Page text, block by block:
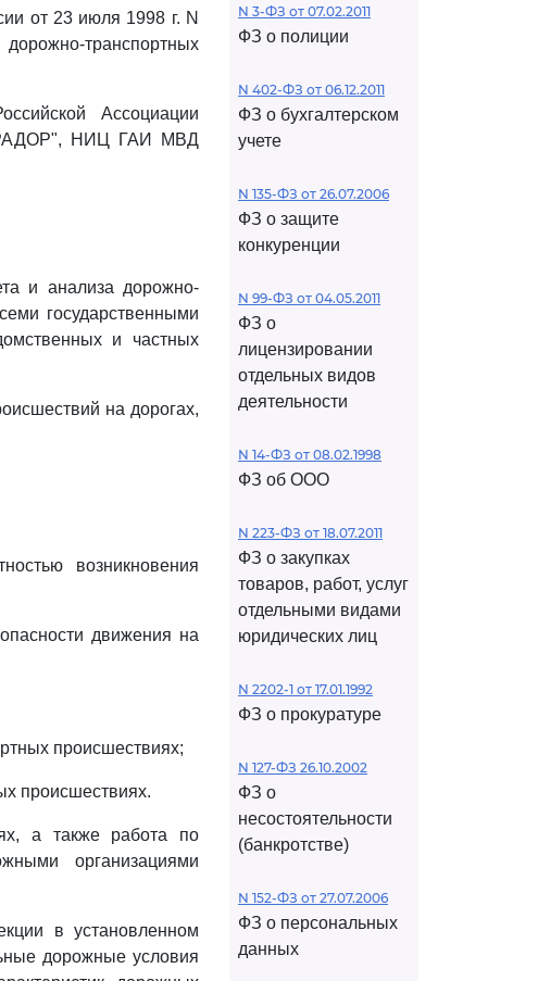
от 23 июля 1998 г. N
транспортных
Ассоциации
"РАДОР", НИЦ ГАИ МВД
и анализа дорожно-
государственными
и частных
на дорогах,
возникновения
движения на
происшествиях;
происшествиях.
а также работа по
организациями
в установленном
дорожные условия
N 3-ФЗ от 07.02.2011
ФЗ о полиции
N 402-ФЗ от 06.12.2011
ФЗ о бухгалтерском
учете
N 135-ФЗ от 26.07.2006
ФЗ о защите
конкуренции
N 99-ФЗ от 04.05.2011
ФЗ о
лицензировании
отдельных видов
деятельности
N 14-ФЗ от 08.02.1998
ФЗ об ООО
N 223-ФЗ от 18.07.2011
ФЗ о закупках
товаров, работ, услуг
отдельными видами
юридических лиц
N 2202-1 от 17.01.1992
ФЗ о прокуратуре
N 127-ФЗ 26.10.2002
ФЗ о
несостоятельности
(банкротстве)
N 152-ФЗ от 27.07.2006
ФЗ о персональных
данных